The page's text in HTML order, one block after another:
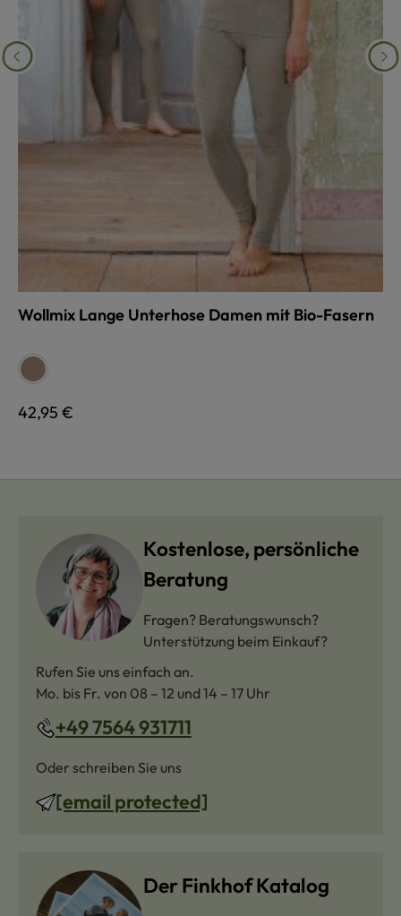
Wollmix Lange Unterhose Damen mit Bio-Fasern
Farbewalnuss
Regulärer Preis:
42,95 €
Kostenlose, persönliche
Beratung
Fragen? Beratungswunsch?
Unterstützung beim Einkauf?
Rufen Sie uns einfach an.
Mo. bis Fr. von 08 – 12 und 14 – 17 Uhr
+49 7564 931711
Oder schreiben Sie uns
[email protected]
Der Finkhof Katalog